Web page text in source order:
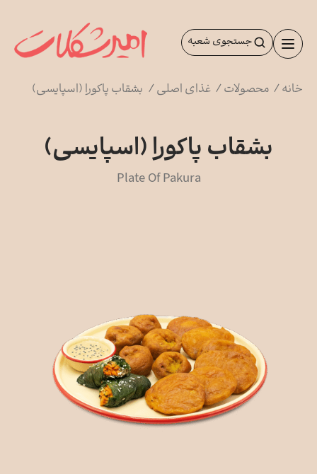
محتوا
جستجوی شعبه
خانه/ محصولات/ غذای اصلی/ بشقاب پاکورا (اسپایسی)
بشقاب پاکورا (اسپایسی)
Plate Of Pakura